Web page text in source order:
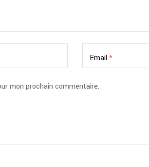
Email*
mon prochain commentaire.